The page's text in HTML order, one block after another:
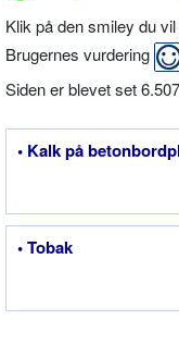
Klik på den smiley du
Brugernes vurdering
Siden er blevet set
• Kalk på
• Tobak